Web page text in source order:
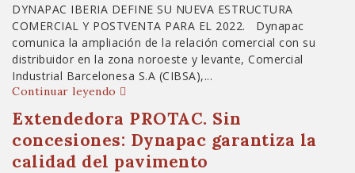
DYNAPAC IBERIA DEFINE SU NUEVA ESTRUCTURA
COMERCIAL Y POSTVENTA PARA EL 2022. Dynapac
comunica la ampliación de la relación comercial con su
distribuidor en la zona noroeste y levante, Comercial
Industrial Barcelonesa S.A (CIBSA),...
Continuar leyendo
Extendedora PROTAC. Sin
concesiones: Dynapac garantiza la
calidad del pavimento